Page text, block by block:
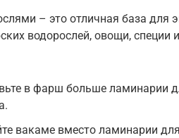
– это отличная база для
водорослей, овощи, специи
в фарш больше ламинарии
вакаме вместо ламинарии